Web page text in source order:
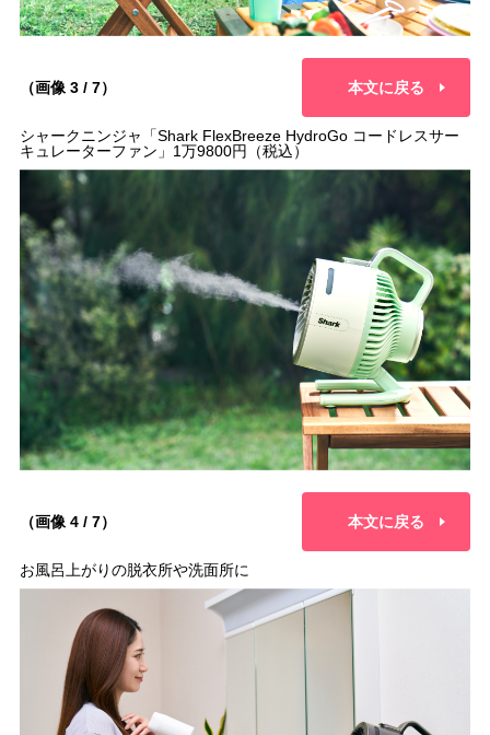
（画像 3 / 7） 本文に戻る
シャークニンジャ「Shark FlexBreeze HydroGo コードレスサー
キュレーターファン」1万9800円（税込）
（画像 4 / 7） 本文に戻る
お風呂上がりの脱衣所や洗面所に